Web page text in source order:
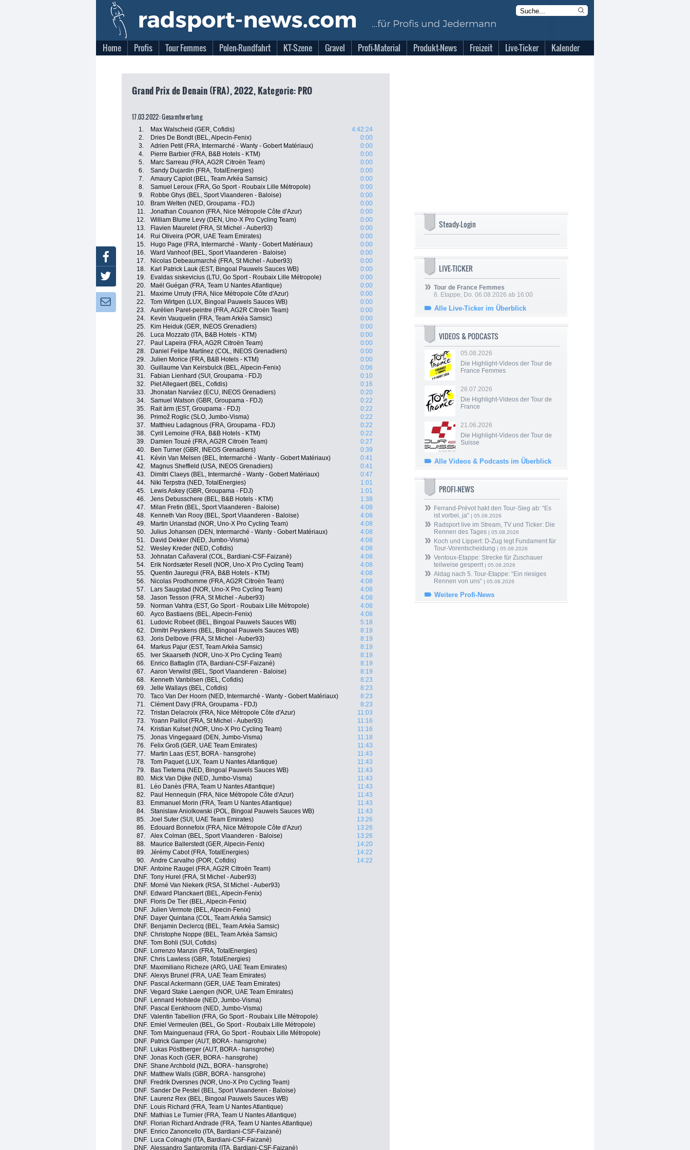
Home Profis Tour Femmes Polen-Rundfahrt KT-Szene Gravel Profi-Material Produkt-News Freizeit Live-Ticker Kalender
Grand Prix de Denain (FRA), 2022, Kategorie: PRO
17.03.2022: Gesamtwertung
1. Max Walscheid (GER, Cofidis)
4:42:24
2.
Dries De Bondt (BEL, Alpecin-Fenix)
0:00
3.
Adrien Petit (FRA, Intermarché - Wanty - Gobert Matériaux)
0:00
4.
Pierre Barbier (FRA, B&B Hotels - KTM)
0:00
5.
Marc Sarreau (FRA, AG2R Citroën Team)
0:00
6.
Sandy Dujardin (FRA, TotalEnergies)
0:00
7.
Amaury Capiot (BEL, Team Arkéa Samsic)
0:00
8.
Samuel Leroux (FRA, Go Sport - Roubaix Lille Métropole)
0:00
9.
Robbe Ghys (BEL, Sport Vlaanderen - Baloise)
0:00
10.
Bram Welten (NED, Groupama - FDJ)
0:00
11.
Jonathan Couanon (FRA, Nice Métropole Côte d'Azur)
0:00
12.
William Blume Levy (DEN, Uno-X Pro Cycling Team)
0:00
13.
Flavien Maurelet (FRA, St Michel - Auber93)
0:00
14.
Rui Oliveira (POR, UAE Team Emirates)
0:00
15.
Hugo Page (FRA, Intermarché - Wanty - Gobert Matériaux)
0:00
16.
Ward Vanhoof (BEL, Sport Vlaanderen - Baloise)
0:00
17.
Nicolas Debeaumarché (FRA, St Michel - Auber93)
0:00
18.
Karl Patrick Lauk (EST, Bingoal Pauwels Sauces WB)
0:00
19.
Evaldas siskevicius (LTU, Go Sport - Roubaix Lille Métropole)
0:00
20.
Maël Guégan (FRA, Team U Nantes Atlantique)
0:00
21.
Maxime Urruty (FRA, Nice Métropole Côte d'Azur)
0:00
22.
Tom Wirtgen (LUX, Bingoal Pauwels Sauces WB)
0:00
23.
Aurélien Paret-peintre (FRA, AG2R Citroën Team)
0:00
24.
Kevin Vauquelin (FRA, Team Arkéa Samsic)
0:00
25.
Kim Heiduk (GER, INEOS Grenadiers)
0:00
26.
Luca Mozzato (ITA, B&B Hotels - KTM)
0:00
27.
Paul Lapeira (FRA, AG2R Citroën Team)
0:00
28.
Daniel Felipe Martínez (COL, INEOS Grenadiers)
0:00
29.
Julien Morice (FRA, B&B Hotels - KTM)
0:00
30.
Guillaume Van Keirsbulck (BEL, Alpecin-Fenix)
0:06
31.
Fabian Lienhard (SUI, Groupama - FDJ)
0:10
32.
Piet Allegaert (BEL, Cofidis)
0:16
33.
Jhonatan Narváez (ECU, INEOS Grenadiers)
0:20
34.
Samuel Watson (GBR, Groupama - FDJ)
0:22
35.
Rait ärm (EST, Groupama - FDJ)
0:22
36.
Primož Roglic (SLO, Jumbo-Visma)
0:22
37.
Matthieu Ladagnous (FRA, Groupama - FDJ)
0:22
38.
Cyril Lemoine (FRA, B&B Hotels - KTM)
0:22
39.
Damien Touzé (FRA, AG2R Citroën Team)
0:27
40.
Ben Turner (GBR, INEOS Grenadiers)
0:39
41.
Kévin Van Melsen (BEL, Intermarché - Wanty - Gobert Matériaux)
0:41
42.
Magnus Sheffield (USA, INEOS Grenadiers)
0:41
43.
Dimitri Claeys (BEL, Intermarché - Wanty - Gobert Matériaux)
0:47
44.
Niki Terpstra (NED, TotalEnergies)
1:01
45.
Lewis Askey (GBR, Groupama - FDJ)
1:01
46.
Jens Debusschere (BEL, B&B Hotels - KTM)
1:38
47.
Milan Fretin (BEL, Sport Vlaanderen - Baloise)
4:08
48.
Kenneth Van Rooy (BEL, Sport Vlaanderen - Baloise)
4:08
49.
Martin Urianstad (NOR, Uno-X Pro Cycling Team)
4:08
50.
Julius Johansen (DEN, Intermarché - Wanty - Gobert Matériaux)
4:08
51.
David Dekker (NED, Jumbo-Visma)
4:08
52.
Wesley Kreder (NED, Cofidis)
4:08
53.
Johnatan Cañaveral (COL, Bardiani-CSF-Faizanè)
4:08
54.
Erik Nordsæter Resell (NOR, Uno-X Pro Cycling Team)
4:08
55.
Quentin Jauregui (FRA, B&B Hotels - KTM)
4:08
56.
Nicolas Prodhomme (FRA, AG2R Citroën Team)
4:08
57.
Lars Saugstad (NOR, Uno-X Pro Cycling Team)
4:08
58.
Jason Tesson (FRA, St Michel - Auber93)
4:08
59.
Norman Vahtra (EST, Go Sport - Roubaix Lille Métropole)
4:08
60.
Ayco Bastiaens (BEL, Alpecin-Fenix)
4:08
61.
Ludovic Robeet (BEL, Bingoal Pauwels Sauces WB)
5:18
62.
Dimitri Peyskens (BEL, Bingoal Pauwels Sauces WB)
8:19
63.
Joris Delbove (FRA, St Michel - Auber93)
8:19
64.
Markus Pajur (EST, Team Arkéa Samsic)
8:19
65.
Iver Skaarseth (NOR, Uno-X Pro Cycling Team)
8:19
66.
Enrico Battaglin (ITA, Bardiani-CSF-Faizanè)
8:19
67.
Aaron Verwilst (BEL, Sport Vlaanderen - Baloise)
8:19
68.
Kenneth Vanbilsen (BEL, Cofidis)
8:23
69.
Jelle Wallays (BEL, Cofidis)
8:23
70.
Taco Van Der Hoorn (NED, Intermarché - Wanty - Gobert Matériaux)
8:23
71.
Clément Davy (FRA, Groupama - FDJ)
8:23
72.
Tristan Delacroix (FRA, Nice Métropole Côte d'Azur)
11:03
73.
Yoann Paillot (FRA, St Michel - Auber93)
11:16
74.
Kristian Kulset (NOR, Uno-X Pro Cycling Team)
11:16
75.
Jonas Vingegaard (DEN, Jumbo-Visma)
11:18
76.
Felix Groß (GER, UAE Team Emirates)
11:43
77.
Martin Laas (EST, BORA - hansgrohe)
11:43
78.
Tom Paquet (LUX, Team U Nantes Atlantique)
11:43
79.
Bas Tietema (NED, Bingoal Pauwels Sauces WB)
11:43
80.
Mick Van Dijke (NED, Jumbo-Visma)
11:43
81.
Léo Danès (FRA, Team U Nantes Atlantique)
11:43
82.
Paul Hennequin (FRA, Nice Métropole Côte d'Azur)
11:43
83.
Emmanuel Morin (FRA, Team U Nantes Atlantique)
11:43
84.
Stanislaw Aniolkowski (POL, Bingoal Pauwels Sauces WB)
11:43
85.
Joel Suter (SUI, UAE Team Emirates)
13:26
86.
Edouard Bonnefoix (FRA, Nice Métropole Côte d'Azur)
13:26
87.
Alex Colman (BEL, Sport Vlaanderen - Baloise)
13:26
88.
Maurice Ballerstedt (GER, Alpecin-Fenix)
14:20
89.
Jérémy Cabot (FRA, TotalEnergies)
14:22
90.
Andre Carvalho (POR, Cofidis)
14:22
DNF. Antoine Raugel (FRA, AG2R Citroën Team)
DNF. Tony Hurel (FRA, St Michel - Auber93)
DNF. Morné Van Niekerk (RSA, St Michel - Auber93)
DNF. Edward Planckaert (BEL, Alpecin-Fenix)
DNF. Floris De Tier (BEL, Alpecin-Fenix)
DNF. Julien Vermote (BEL, Alpecin-Fenix)
DNF. Dayer Quintana (COL, Team Arkéa Samsic)
DNF. Benjamin Declercq (BEL, Team Arkéa Samsic)
DNF. Christophe Noppe (BEL, Team Arkéa Samsic)
DNF. Tom Bohli (SUI, Cofidis)
DNF. Lorrenzo Manzin (FRA, TotalEnergies)
DNF. Chris Lawless (GBR, TotalEnergies)
DNF. Maximiliano Richeze (ARG, UAE Team Emirates)
DNF. Alexys Brunel (FRA, UAE Team Emirates)
DNF. Pascal Ackermann (GER, UAE Team Emirates)
DNF. Vegard Stake Laengen (NOR, UAE Team Emirates)
DNF. Lennard Hofstede (NED, Jumbo-Visma)
DNF. Pascal Eenkhoorn (NED, Jumbo-Visma)
DNF. Valentin Tabellion (FRA, Go Sport - Roubaix Lille Métropole)
DNF. Emiel Vermeulen (BEL, Go Sport - Roubaix Lille Métropole)
DNF. Tom Mainguenaud (FRA, Go Sport - Roubaix Lille Métropole)
DNF. Patrick Gamper (AUT, BORA - hansgrohe)
DNF. Lukas Pöstlberger (AUT, BORA - hansgrohe)
DNF. Jonas Koch (GER, BORA - hansgrohe)
DNF. Shane Archbold (NZL, BORA - hansgrohe)
DNF. Matthew Walls (GBR, BORA - hansgrohe)
DNF. Fredrik Dversnes (NOR, Uno-X Pro Cycling Team)
DNF. Sander De Pestel (BEL, Sport Vlaanderen - Baloise)
DNF. Laurenz Rex (BEL, Bingoal Pauwels Sauces WB)
DNF. Louis Richard (FRA, Team U Nantes Atlantique)
DNF. Mathias Le Turnier (FRA, Team U Nantes Atlantique)
DNF. Florian Richard Andrade (FRA, Team U Nantes Atlantique)
DNF. Enrico Zanoncello (ITA, Bardiani-CSF-Faizanè)
DNF. Luca Colnaghi (ITA, Bardiani-CSF-Faizanè)
DNF. Alessandro Santaromita (ITA, Bardiani-CSF-Faizanè)
Steady-Login
LIVE-TICKER
Tour de France Femmes
6. Etappe, Do. 06.08.2026 ab 16:00
Alle Live-Ticker im Überblick
VIDEOS & PODCASTS
05.08.2026
Die Highlight-Videos der Tour de
France Femmes
26.07.2026
Die Highlight-Videos der Tour de
France
21.06.2026
Die Highlight-Videos der Tour de
Suisse
Alle Videos & Podcasts im Überblick
PROFI-NEWS
Ferrand-Prévot hakt den Tour-Sieg ab: “Es
ist vorbei, ja“ | 05.08.2026
Radsport live im Stream, TV und Ticker: Die
Rennen des Tages | 05.08.2026
Koch und Lippert: D-Zug legt Fundament für
Tour-Vorentscheidung | 05.08.2026
Ventoux-Etappe: Strecke für Zuschauer
teilweise gesperrt| 05.08.2026
Aldag nach 5. Tour-Etappe: “Ein riesiges
Rennen von uns“ | 05.08.2026
Weitere Profi-News
Facebook
Twitter
Newsletter: